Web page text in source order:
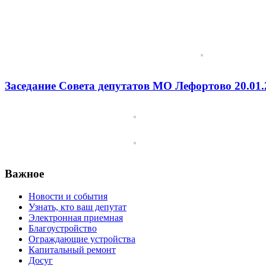
Заседание Совета депутатов МО Лефортово
Важное
Новости и события
Узнать, кто ваш депутат
Электронная приемная
Благоустройство
Ограждающие устройства
Капитальный ремонт
Досуг